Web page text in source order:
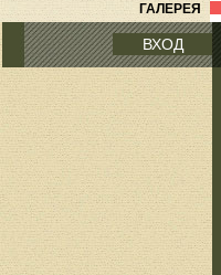
ГАЛЕРЕЯ
ВХОД